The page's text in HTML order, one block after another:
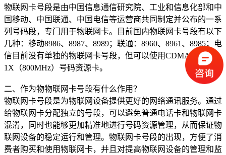
物联网卡号段是由中国信息通信研究院、工业和信息化部和中
国移动、中国联通、中国电信等运营商共同制定并公布的一系
列号码段，专门用于物联网卡。目前国内物联网卡号段有以下
几种：移动8986、8987、8989；联通：8960、8961、8985；电
信目前没有单独的物联网卡号段，但可以使用CDMA
1X（800MHz）号码资源卡。
二、作为物物联网卡号段有什么作用？
物联网卡号段是为物联网设备提供更好的网络通讯服务。通过
给物联网卡分配独立的号段，可以避免普通电话卡和物联网卡
混淆，同时也能够更加精准地进行号码资源管理，从而保证物
联网设备的稳定运行和管理。物联网卡号段的出现，方便了消
费者购买和使用物联网卡，并且对提高物联网设备的管理和监